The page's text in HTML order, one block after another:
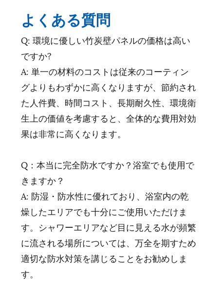
よくある質問
Q: 環境に優しい竹炭壁パネルの価格は高い
ですか?
A: 単一の材料のコストは従来のコーティン
グよりもわずかに高くなりますが、節約され
た人件費、時間コスト、長期耐久性、環境衛
生上の価値を考慮すると、全体的な費用対効
果は非常に高くなります。
Q：本当に完全防水ですか？浴室でも使用で
きますか？
A: 防湿・防水性に優れており、浴室内の乾
燥したエリアでも十分にご使用いただけま
す。シャワーエリアなど目に見える水が頻繁
に流される場所については、万全を期すため
適切な防水対策を講じることをお勧めしま
す。